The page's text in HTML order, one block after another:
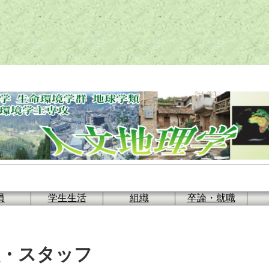
学生生活 組織 卒論・就職
スタッフ